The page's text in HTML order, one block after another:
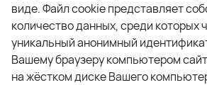
виде. Файл cookie представляет
количество данных, среди которых
уникальный анонимный
Вашему браузеру компьютером
на жёстком диске Вашего